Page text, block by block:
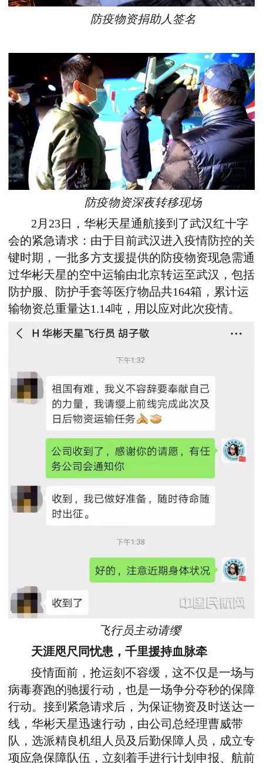
防疫物资捐助人签名
防疫物资深夜转移现场
2月23日，华彬天星通航接到了武汉红十字
会的紧急请求：由于目前武汉进入疫情防控的关
键时期，一批多方支援提供的防疫物资现急需通
过华彬天星的空中运输由北京转运至武汉，包括
防护服、防护手套等医疗物品共164箱，累计运
输物资总重量达1.14吨，用以应对此次疫情。
飞行员主动请缨
天涯咫尺同忧患，千里援持血脉牵
疫情面前，抢运刻不容缓，这不仅是一场与
病毒赛跑的驰援行动，也是一场争分夺秒的保障
行动。接到紧急请求后，为保证物资及时送达一
线，华彬天星迅速行动，由公司总经理曹威带
队，选派精良机组人员及后勤保障人员，成立专
项应急保障队伍，立刻着手进行计划申报、航前